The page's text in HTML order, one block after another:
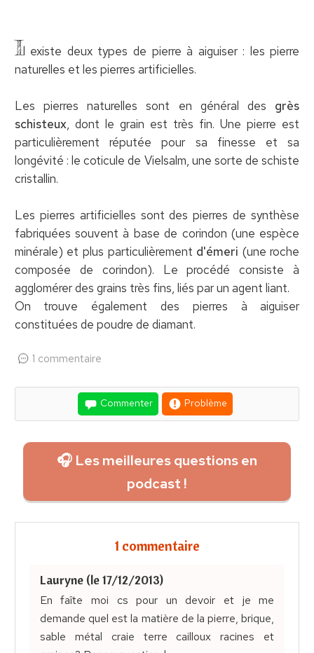
Il existe deux types de pierre à aiguiser : les pierre
naturelles et les pierres artificielles.
Les pierres naturelles sont en général des grès
schisteux, dont le grain est très fin. Une pierre est
particulièrement réputée pour sa finesse et sa
longévité : le coticule de Vielsalm, une sorte de schiste
cristallin.
Les pierres artificielles sont des pierres de synthèse
fabriquées souvent à base de corindon (une espèce
minérale) et plus particulièrement d'émeri (une roche
composée de corindon). Le procédé consiste à
agglomérer des grains très fins, liés par un agent liant.
On trouve également des pierres à aiguiser
constituées de poudre de diamant.
1 commentaire
Commenter Problème
🎧 Les meilleures questions en
podcast !
1 commentaire
Lauryne (le 17/12/2013)
En faîte moi cs pour un devoir et je me
demande quel est la matière de la pierre, brique,
sable métal craie terre cailloux racines et